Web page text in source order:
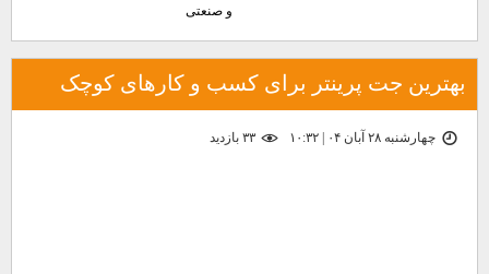
و صنعتی
بهترین جت پرینتر برای کسب و کارهای کوچک
چهارشنبه ۲۸ آبان ۰۴ | ۱۰:۳۲